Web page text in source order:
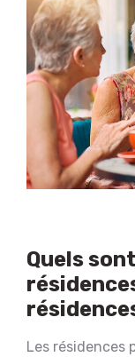
Quels
Les résidences